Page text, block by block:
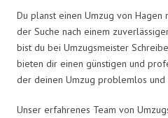
Du planst einen Umzug von Hagen
der Suche nach einem
bist du bei Umzugsmeister
bieten dir einen günstigen und
der deinen Umzug problemlos
Unser erfahrenes Team von